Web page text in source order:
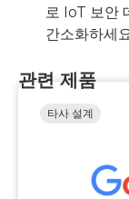
로 IoT 보안
간소화하세
관련 제품
타사 설계